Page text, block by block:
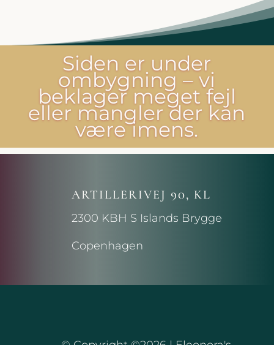
Siden er under
ombygning – vi
beklager meget fejl
eller mangler der kan
være imens.
ARTILLERIVEJ 90, KL
2300 KBH S Islands Brygge
Copenhagen